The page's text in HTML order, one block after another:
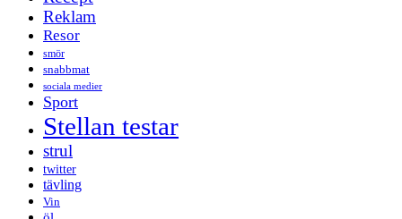
Reklam
Resor
smör
snabbmat
sociala medier
Sport
Stellan testar
strul
twitter
tävling
Vin